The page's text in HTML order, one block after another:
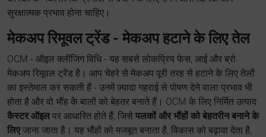
सुरक्षात्मक प्रभाव होना चाहिए।
मेकअप रिमूवल ट्रेंड - मेकअप हटाने के लिए तेल
OCM - ऑइल क्लींजिंग विधि - यह सबसे लोकप्रिय फेस, आई और ब्रो
मेकअप रिमूवल ट्रेंड है। आप चेहरे से मेकअप पूरी तरह से हटाने के लिए तेलों
का इस्तेमाल कर सकती हैं - उनमें ज़्यादा गहराई से पोषण देने वाला प्रभाव भी
होता है और वो भौंह के बालों को बेहतर बनाते हैं। OCM के लिए निर्मित उत्पाद
कैस्टर ऑइल पर आधारित होते हैं, जिसे पलकों और भौंहों को बेहतरीन बनाने के
लिएजाना जाता है। यह भौंहों को मजबूत बनाता है, विकास को बढ़ावा देता है,